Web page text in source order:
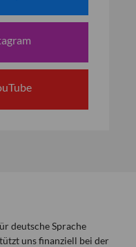
deutsche Sprache
uns finanziell bei der